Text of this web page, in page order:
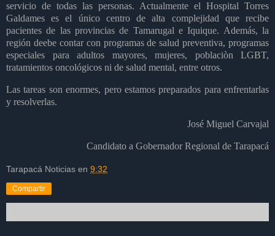
servicio de todas las personas. Actualmente el Hospital Torres
Galdames es el único centro de alta complejidad que recibe
pacientes de las provincias de Tamarugal e Iquique. Además, la
región deebe contar con programas de salud preventiva, programas
especiales para adultos mayores, mujeres, poblaciòn LGBT,
tratamientos oncológicos ni de salud mental, entre otros.
Las tareas son enormes, pero estamos preparados para enfrentarlas
y resolverlas.
José Miguel Carvajal
Candidato a Gobernador Regional de Tarapacá
Tarapacá Noticias en 9:32
Compartir